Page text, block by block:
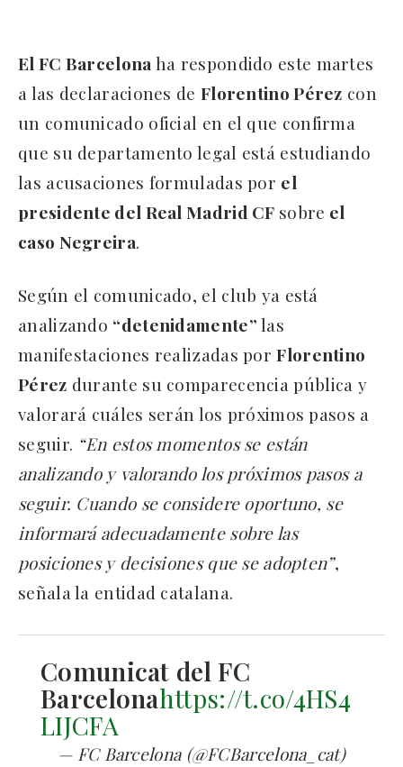
El FC Barcelona ha respondido este martes
a las declaraciones de Florentino Pérez con
un comunicado oficial en el que confirma
que su departamento legal está estudiando
las acusaciones formuladas por el
presidente del Real Madrid CF sobre el
caso Negreira.
Según el comunicado, el club ya está
analizando “detenidamente”las
manifestaciones realizadas porFlorentino
Pérez durante su comparecencia pública y
valorará cuáles serán los próximos pasos a
seguir. “En estos momentos se están
analizando y valorando los próximos pasos a
seguir. Cuando se considere oportuno, se
informará adecuadamente sobre las
posiciones y decisiones que se adopten”,
señala la entidad catalana.
Comunicat del FC
Barcelonahttps://t.co/4HS4
LIJCFA
— FC Barcelona (@FCBarcelona_cat)